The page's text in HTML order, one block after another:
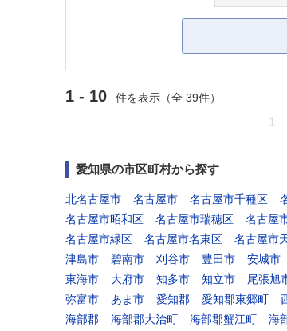
1 - 10 件を表示（全 39件）
1
愛知県の市区町村から探す
北名古屋市 名古屋市 名古屋市千種区
名古屋市昭和区
名古屋市瑞穂区 名古屋
名古屋市緑区
名古屋市名東区 名古屋市
津島市
碧南市 刈谷市 豊田市 安城市
東海市
大府市 知多市 知立市 尾張旭
弥富市
あま市 愛知郡 愛知郡東郷町
海部郡
海部郡大治町 海部郡蟹江町 海